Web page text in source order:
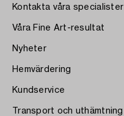
Kontakta våra specialister
Våra Fine Art-resultat
Nyheter
Hemvärdering
Kundservice
Transport och uthämtning